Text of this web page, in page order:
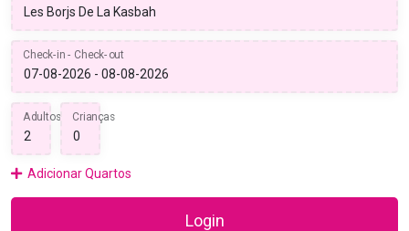
Check-in - Check-out
Adultos Crianças
Adicionar Quartos
Login